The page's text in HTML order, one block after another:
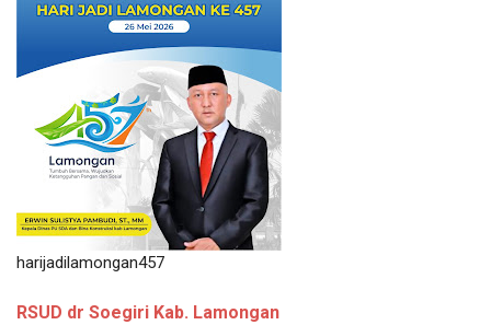
harijadilamongan457
RSUD dr Soegiri Kab. Lamongan